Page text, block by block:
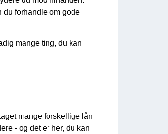
du forhandle om gode
mange ting, du kan
mange forskellige lån
- og det er her, du kan